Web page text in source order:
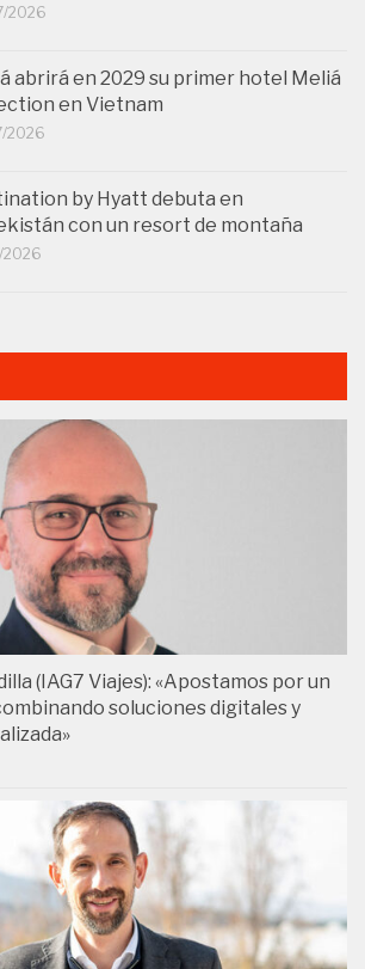
2026
abrirá en 2029 su primer hotel Meliá
en Vietnam
2026
by Hyatt debuta en
con un resort de montaña
2026
(IAG7 Viajes): «Apostamos por un
soluciones digitales y